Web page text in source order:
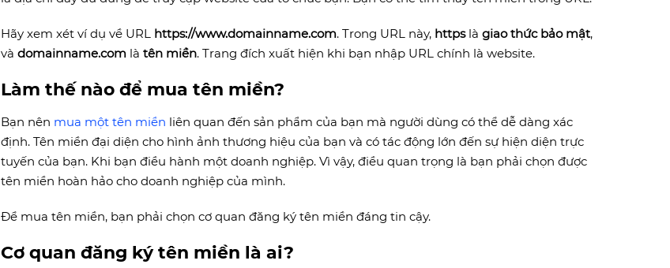
Hãy xem xét ví dụ về URL https://www.domainname.com. Trong URL này, httpslà giao thức bảo mật,
và domainname.com là tên miền. Trang đích xuất hiện khi bạn nhập URL chính là website.
Làm thế nào để mua tên miền?
Bạn nên mua một tên miền liên quan đến sản phẩm của bạn mà người dùng có thể dễ dàng xác
định. Tên miền đại diện cho hình ảnh thương hiệu của bạn và có tác động lớn đến sự hiện diện trực
tuyến của bạn. Khi bạn điều hành một doanh nghiệp. Vì vậy, điều quan trọng là bạn phải chọn được
tên miền hoàn hảo cho doanh nghiệp của mình.
Để mua tên miền, bạn phải chọn cơ quan đăng ký tên miền đáng tin cậy.
Cơ quan đăng ký tên miền là ai?